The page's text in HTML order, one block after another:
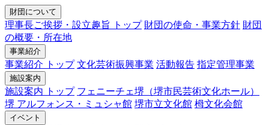
財団について
理事長ご挨拶・設立趣旨 トップ 財団の使命・事業方針 財団
の概要・所在地
事業紹介
事業紹介 トップ 文化芸術振興事業 活動報告 指定管理事業
施設案内
施設案内 トップ フェニーチェ堺（堺市民芸術文化ホール）
堺 アルフォンス・ミュシャ館 堺市立文化館 栂文化会館
イベント